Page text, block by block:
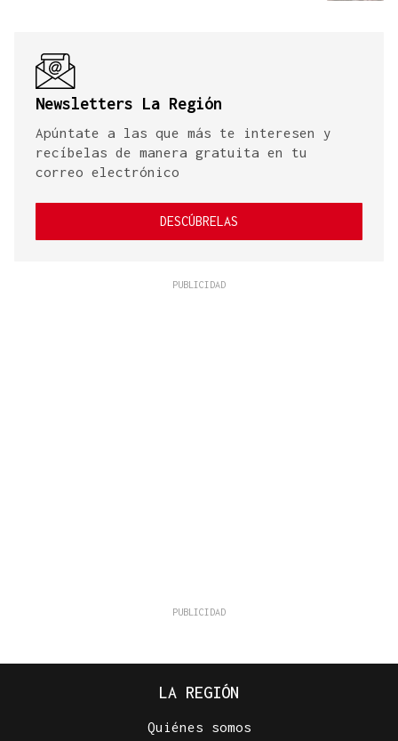
Newsletters La Región
Apúntate a las que más te interesen y
recíbelas de manera gratuita en tu
correo electrónico
DESCÚBRELAS
LA REGIÓN
Quiénes somos